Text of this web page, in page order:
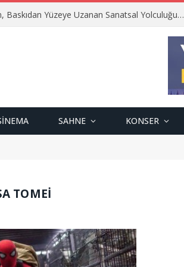
Baskıdan Yüzeye Uzanan Sanatsal Yolculuğu…
SAHNE KONSER
TOMEI